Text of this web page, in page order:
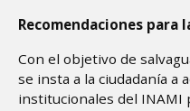
Recomendaciones para
Con el objetivo de
se insta a la ciudadanía a
institucionales del INAMI